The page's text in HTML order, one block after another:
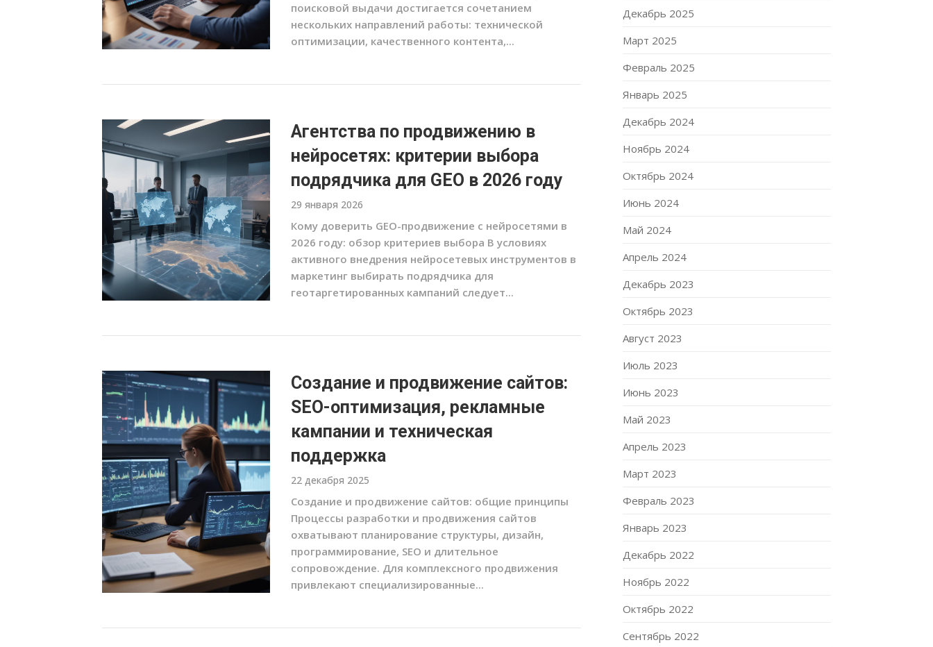
поисковой выдачи достигается сочетанием
нескольких направлений работы: технической
оптимизации, качественного контента,...
Агентства по продвижению в
нейросетях: критерии выбора
подрядчика для GEO в 2026 году
29 января 2026
Кому доверить GEO-продвижение с нейросетями в
2026 году: обзор критериев выбора В условиях
активного внедрения нейросетевых инструментов в
маркетинг выбирать подрядчика для
геотаргетированных кампаний следует...
Создание и продвижение сайтов:
SEO-оптимизация, рекламные
кампании и техническая
поддержка
22 декабря 2025
Создание и продвижение сайтов: общие принципы
Процессы разработки и продвижения сайтов
охватывают планирование структуры, дизайн,
программирование, SEO и длительное
сопровождение. Для комплексного продвижения
привлекают специализированные...
Декабрь 2025
Март 2025
Февраль 2025
Январь 2025
Декабрь 2024
Ноябрь 2024
Октябрь 2024
Июнь 2024
Май 2024
Апрель 2024
Декабрь 2023
Октябрь 2023
Август 2023
Июль 2023
Июнь 2023
Май 2023
Апрель 2023
Март 2023
Февраль 2023
Январь 2023
Декабрь 2022
Ноябрь 2022
Октябрь 2022
Сентябрь 2022